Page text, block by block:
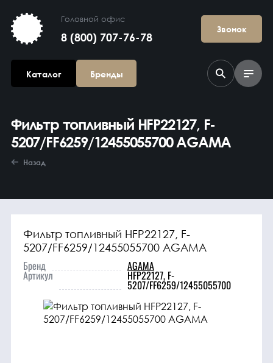
Головной офис
8 (800) 707-76-78
Звонок
Каталог Бренды
Агрегаты в
сборе
Гидравлика и
трансмиссия
ГСМ
Фильтр топливный HFP22127, F-
5207/FF6259/12455055700 AGAMA
Назад
Фильтр топливный HFP22127, F-
5207/FF6259/12455055700 AGAMA
Бренд AGAMA
Артикул HFP22127, F-
5207/FF6259/12455055700